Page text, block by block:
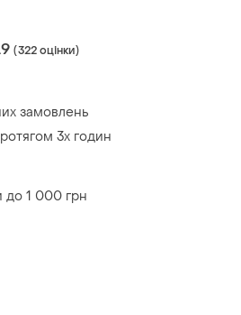
(322 оцінки)
замовлень
3х годин
до 1 000 грн